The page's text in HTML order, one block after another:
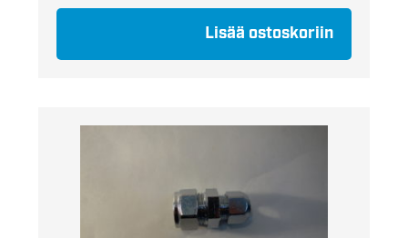
Lisää ostoskoriin